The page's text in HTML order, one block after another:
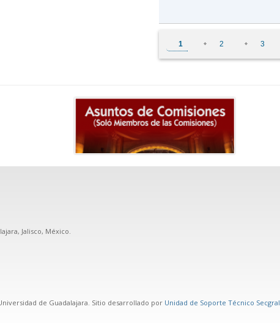
Páginas
1 2 3
Jalisco, México.
Universidad de Guadalajara. Sitio desarrollado por Unidad de Soporte Técnico Secgral